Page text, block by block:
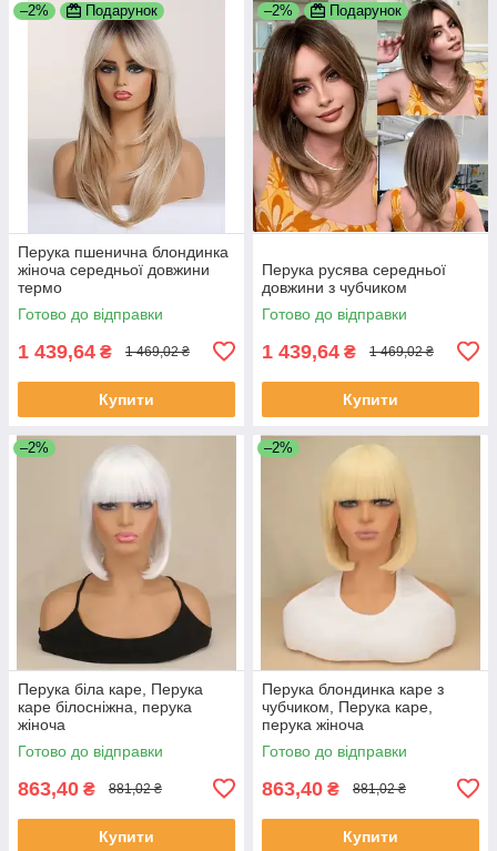
–2% Подарунок
Перука пшенична блондинка
жіноча середньої довжини
термо
Готово до відправки
1 439,64 ₴ 1 469,02 ₴
Купити
–2% Подарунок
Перука русява середньої
довжини з чубчиком
Готово до відправки
1 439,64 ₴ 1 469,02 ₴
Купити
–2%
Перука біла каре, Перука
каре білосніжна, перука
жіноча
Готово до відправки
863,40 ₴ 881,02 ₴
Купити
–2%
Перука блондинка каре з
чубчиком, Перука каре,
перука жіноча
Готово до відправки
863,40 ₴ 881,02 ₴
Купити